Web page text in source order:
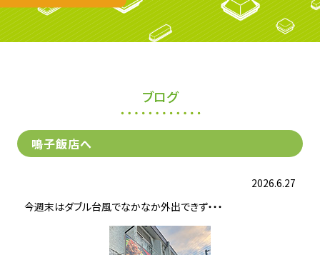
ブログ
鳴子飯店へ
2026.6.27
今週末はダブル台風でなかなか外出できず・・・